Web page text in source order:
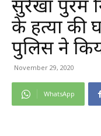
के हत्या की
पुलिस ने
November 29, 2020
WhatsApp